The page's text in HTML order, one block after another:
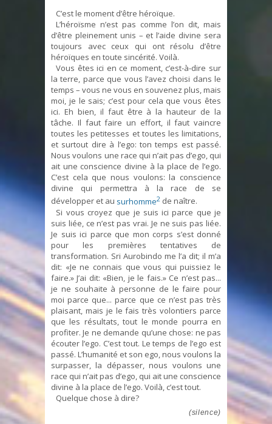
C’est le moment d’être héroïque.
L’héroïsme n’est pas comme l’on dit, mais
d’être pleinement unis – et l’aide divine sera
toujours avec ceux qui ont résolu d’être
héroïques en toute sincérité. Voilà.
Vous êtes ici en ce moment, c’est-à-dire sur
la terre, parce que vous l’avez choisi dans le
temps – vous ne vous en souvenez plus, mais
moi, je le sais; c’est pour cela que vous êtes
ici. Eh bien, il faut être à la hauteur de la
tâche. Il faut faire un effort, il faut vaincre
toutes les petitesses et toutes les limitations,
et surtout dire à l’ego: ton temps est passé.
Nous voulons une race qui n’ait pas d’ego, qui
ait une conscience divine à la place de l’ego.
C’est cela que nous voulons: la conscience
divine qui permettra à la race de se
développer et au surhomme2 de naître.
Si vous croyez que je suis ici parce que je
suis liée, ce n’est pas vrai. Je ne suis pas liée.
Je suis ici parce que mon corps s’est donné
pour les premières tentatives de
transformation. Sri Aurobindo me l’a dit; il m’a
dit: «Je ne connais que vous qui puissiez le
faire.» J’ai dit: «Bien, je le fais.» Ce n’est pas...
je ne souhaite à personne de le faire pour
moi parce que... parce que ce n’est pas très
plaisant, mais je le fais très volontiers parce
que les résultats, tout le monde pourra en
profiter. Je ne demande qu’une chose: ne pas
écouter l’ego. C’est tout. Le temps de l’ego est
passé. L’humanité et son ego, nous voulons la
surpasser, la dépasser, nous voulons une
race qui n’ait pas d’ego, qui ait une conscience
divine à la place de l’ego. Voilà, c’est tout.
Quelque chose à dire?
(silence)